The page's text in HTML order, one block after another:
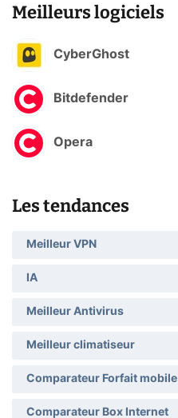
Meilleurs logiciels
CyberGhost
Bitdefender
Opera
Les tendances
Meilleur VPN
IA
Meilleur Antivirus
Meilleur climatiseur
Comparateur Forfait mobile
Comparateur Box Internet